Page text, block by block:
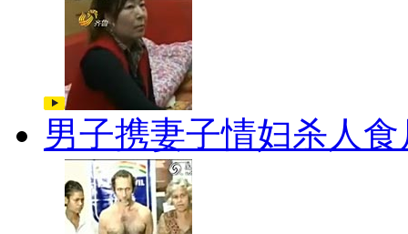
男子携妻子情妇杀人食